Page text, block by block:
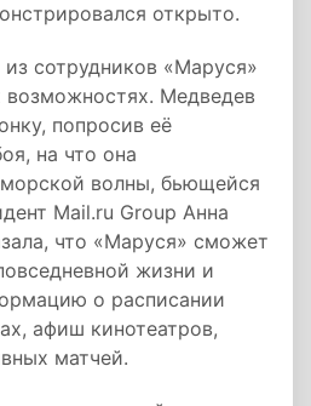
открыто.
сотрудников «Маруся»
возможностях. Медведев
попросив её
на что она
морской волны, бьющейся
Mail.ru Group Анна
что «Маруся» сможет
жизни и
о расписании
афиш кинотеатров,
матчей.